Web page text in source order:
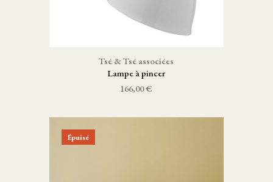
Tsé & Tsé associées
Lampe à pincer
166,00 €
Épuisé